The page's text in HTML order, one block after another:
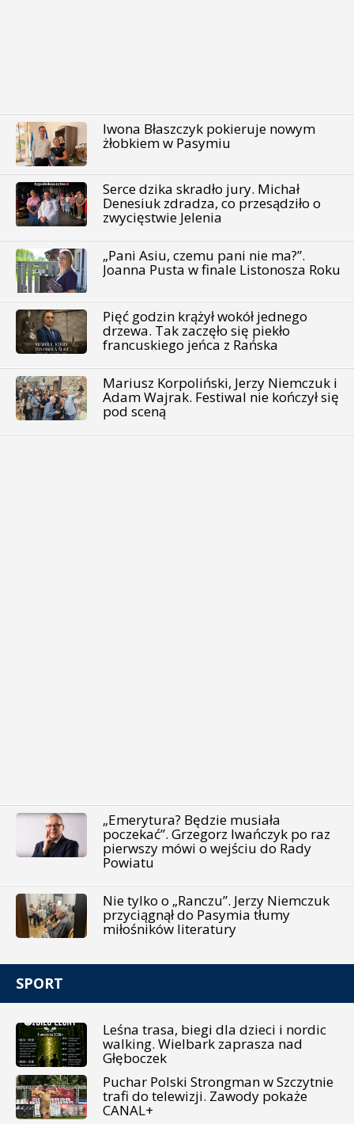
Iwona Błaszczyk pokieruje nowym
żłobkiem w Pasymiu
Serce dzika skradło jury. Michał
Denesiuk zdradza, co przesądziło o
zwycięstwie Jelenia
„Pani Asiu, czemu pani nie ma?”.
Joanna Pusta w finale Listonosza Roku
Pięć godzin krążył wokół jednego
drzewa. Tak zaczęło się piekło
francuskiego jeńca z Rańska
Mariusz Korpoliński, Jerzy Niemczuk i
Adam Wajrak. Festiwal nie kończył się
pod sceną
„Emerytura? Będzie musiała
poczekać”. Grzegorz Iwańczyk po raz
pierwszy mówi o wejściu do Rady
Powiatu
Nie tylko o „Ranczu”. Jerzy Niemczuk
przyciągnął do Pasymia tłumy
miłośników literatury
SPORT
Leśna trasa, biegi dla dzieci i nordic
walking. Wielbark zaprasza nad
Głęboczek
Puchar Polski Strongman w Szczytnie
trafi do telewizji. Zawody pokaże
CANAL+